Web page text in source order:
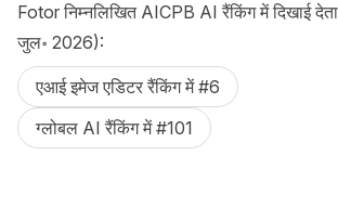
Fotor निम्नलिखित AICPB AI रैंकिंग में दिखाई
जुल॰ 2026):
एआई इमेज एडिटर रैंकिंग में #6
ग्लोबल AI रैंकिंग में #101